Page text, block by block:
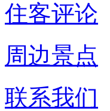
住客评论
周边景点
联系我们